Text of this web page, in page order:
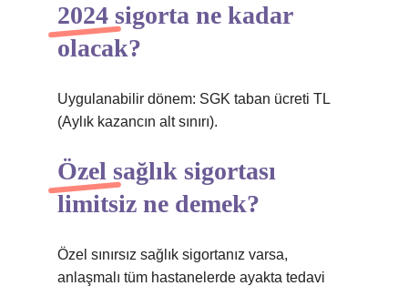
2024 sigorta ne kadar
olacak?
Uygulanabilir dönem: SGK taban ücreti TL
(Aylık kazancın alt sınırı).
Özel sağlık sigortası
limitsiz ne demek?
Özel sınırsız sağlık sigortanız varsa,
anlaşmalı tüm hastanelerde ayakta tedavi